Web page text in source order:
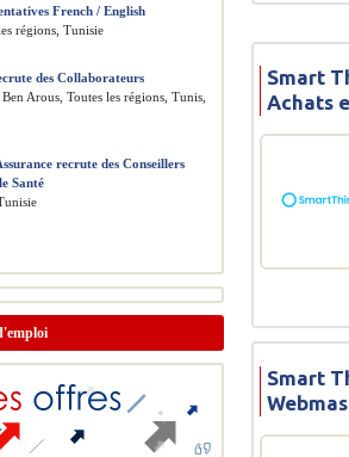
Smart
Achats
Smart
French / English
régions, Tunisie
des Collaborateurs
Arous, Toutes les régions, Tunis,
recrute des Conseillers
Santé